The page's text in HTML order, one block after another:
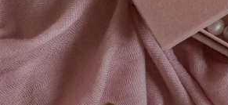
Bendrieji priežiūros patarimai
Papuošalus laikykite atskirai vieną nuo
Skirtingi dirbiniai gali vienas kitą subraižyti,